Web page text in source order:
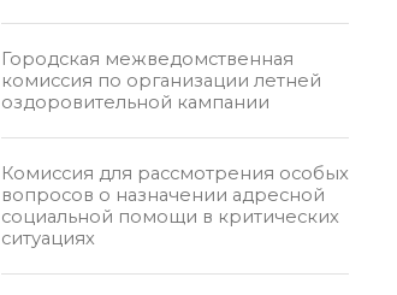
Городская межведомственная
комиссия по организации летней
оздоровительной кампании
Комиссия для рассмотрения особых
вопросов о назначении адресной
социальной помощи в критических
ситуациях